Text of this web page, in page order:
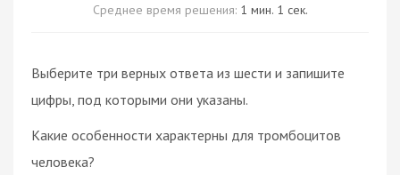
Среднее время решения: 1 мин. 1 сек.
Выберите три верных ответа из шести и запишите
цифры, под которыми они указаны.
Какие особенности характерны для тромбоцитов
человека?